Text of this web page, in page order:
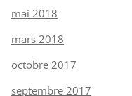
mai 2018
mars 2018
octobre 2017
septembre 2017